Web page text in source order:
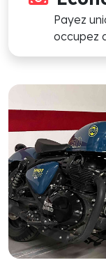
Payez
occupez